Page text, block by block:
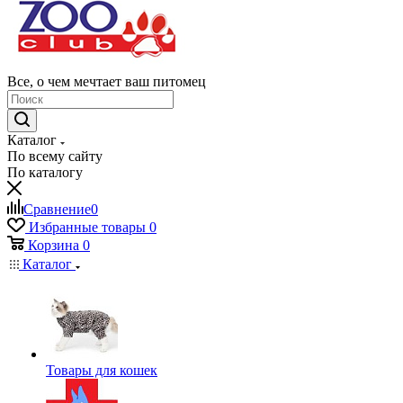
Все, о чем мечтает ваш питомец
Каталог
По всему сайту
По каталогу
Сравнение0
Избранные товары 0
Корзина 0
Каталог
Товары для кошек